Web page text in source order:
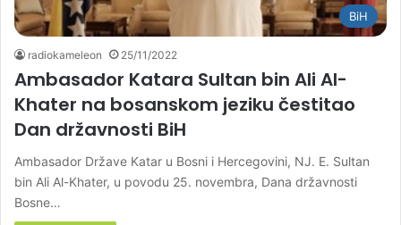
BiH
radiokameleon 25/11/2022
Ambasador Katara Sultan bin Ali Al-
Khater na bosanskom jeziku čestitao
Dan državnosti BiH
Ambasador Države Katar u Bosni i Hercegovini, NJ. E. Sultan
bin Ali Al-Khater, u povodu 25. novembra, Dana državnosti
Bosne…